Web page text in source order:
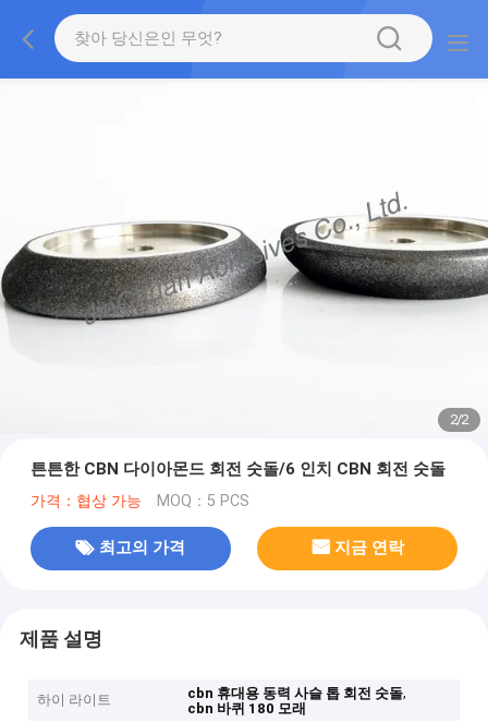
2/2
튼튼한 CBN 다이아몬드 회전 숫돌/6 인치 CBN 회전 숫돌
가격：협상 가능 MOQ：5 PCS
최고의 가격 지금 연락
제품 설명
하이 라이트 cbn 휴대용 동력 사슬 톱 회전 숫돌,
cbn 바퀴 180 모래